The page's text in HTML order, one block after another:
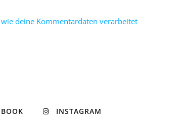
wie deine Kommentardaten verarbeitet
INSTAGRAM